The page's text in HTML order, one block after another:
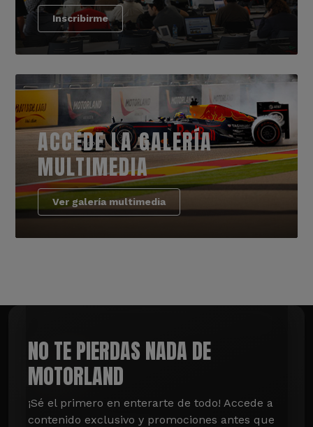
Inscribirme
ACCEDE LA GALERÍA
MULTIMEDIA
Ver galería multimedia
NO TE PIERDAS NADA DE
MOTORLAND
¡Sé el primero en enterarte de todo! Accede a
contenido exclusivo y promociones antes que